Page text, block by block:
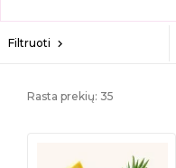
Filtruoti chevron_right
Rasta prekių: 35